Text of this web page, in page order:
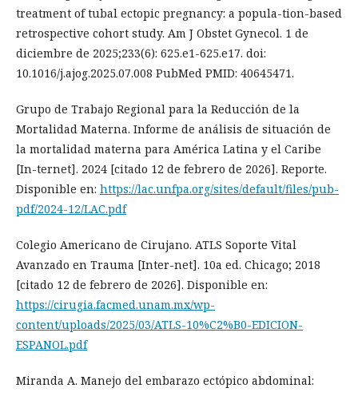
treatment of tubal ectopic pregnancy: a popula-tion-based
retrospective cohort study. Am J Obstet Gynecol. 1 de
diciembre de 2025;233(6): 625.e1-625.e17. doi:
10.1016/j.ajog.2025.07.008 PubMed PMID: 40645471.
Grupo de Trabajo Regional para la Reducción de la
Mortalidad Materna. Informe de análisis de situación de
la mortalidad materna para América Latina y el Caribe
[In-ternet]. 2024 [citado 12 de febrero de 2026]. Reporte.
Disponible en: https://lac.unfpa.org/sites/default/files/pub-
pdf/2024-12/LAC.pdf
Colegio Americano de Cirujano. ATLS Soporte Vital
Avanzado en Trauma [Inter-net]. 10a ed. Chicago; 2018
[citado 12 de febrero de 2026]. Disponible en:
https://cirugia.facmed.unam.mx/wp-
content/uploads/2025/03/ATLS-10%C2%B0-EDICION-
ESPANOL.pdf
Miranda A. Manejo del embarazo ectópico abdominal: